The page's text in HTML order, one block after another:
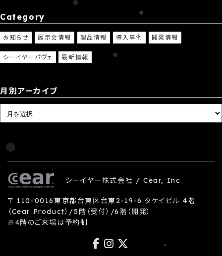
Category
お知らせ 展示会情報 製品情報 導入事例 開発情報
シーイヤーパヴェ 最新情報
月別アーカイブ
シーイヤー株式会社 / Cear, Inc.
〒 110-0016東京都台東区台東2-19-6 タケイビル 4階
（Cear Product）/5階（受付）/6階（開発）
※4階のご来場は予約制